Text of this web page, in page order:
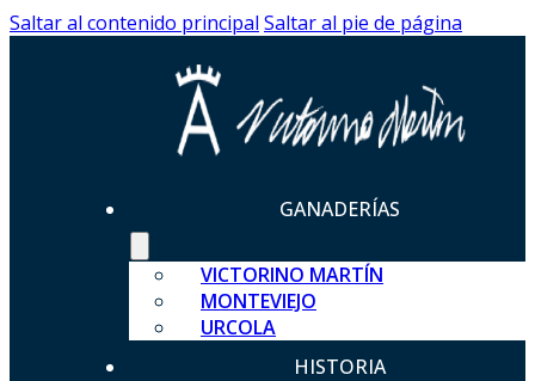
Saltar al contenido principal Saltar al pie de página
GANADERÍAS
VICTORINO MARTÍN
MONTEVIEJO
URCOLA
HISTORIA